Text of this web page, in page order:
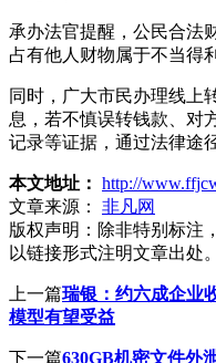
承办法官提醒，公民合法
占有他人财物属于不当得
同时，广大市民办理线上
息，若不慎误转钱款、对
记录等证据，通过法律途
本文地址： http://
文章来源：
非凡网
版权声明： 除非特别标注
以链接形式注明文章出处。
上一篇瑞银：约六成企业
模型有望受益
下一篇630GB机密文件外